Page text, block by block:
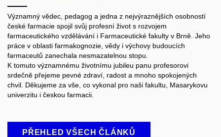
Významný vědec, pedagog a jedna z nejvýraznějších osobností
české farmacie spojil svůj profesní život s rozvojem
farmaceutického vzdělávání i Farmaceutické fakulty v Brně. Jeho
práce v oblasti farmakognozie, vědy i výchovy budoucích
farmaceutů zanechala nesmazatelnou stopu.
K tomuto významnému životnímu jubileu panu profesorovi
srdečně přejeme pevné zdraví, radost a mnoho spokojených
chvil. Děkujeme za vše, co vykonal pro naši fakultu, Masarykovu
univerzitu i českou farmacii.
PŘEHLED VŠECH ČLÁNKŮ